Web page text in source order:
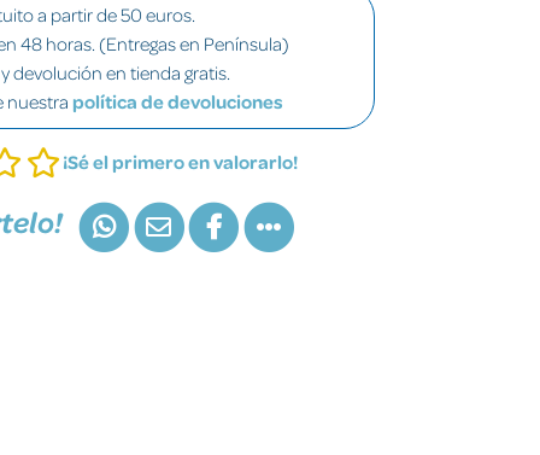
a partir de 50 euros.
48 horas. (Entregas en Península)
devolución en tienda gratis.
nuestra política de devoluciones
¡Sé el primero en valorarlo!